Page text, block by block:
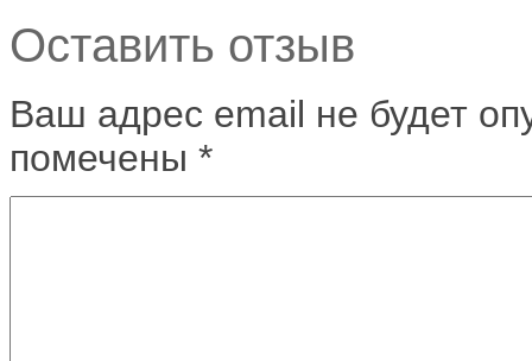
Оставить отзыв
Ваш адрес email не будет
помечены *